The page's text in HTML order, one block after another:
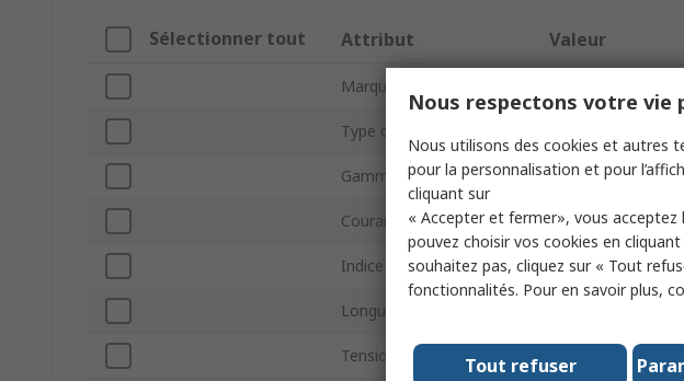
Sélectionner tout Attribut Valeur
Marque
Type de produit
Gamme de puissance 9KW
Courant 12A
Indice IP IP20, IP40
Longueur hors tout
Tension maximale
Nous respectons votre vie
Nous utilisons des cookies et autres
pour la personnalisation et pour
cliquant sur
« Accepter et fermer», vous
pouvez choisir vos cookies en
souhaitez pas, cliquez sur « Tout
fonctionnalités. Pour en savoir plus,
Tout refuser